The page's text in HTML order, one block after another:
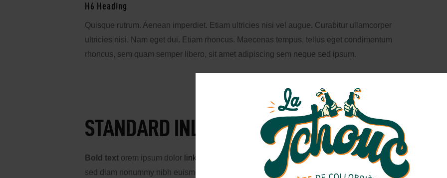
H6 Heading
Quisque rutrum. Aenean imperdiet. Etiam ultricies nisi vel augue. Curabitur ullamcorper
ultricies nisi. Nam eget dui. Etiam rhoncus. Maecenas tempus, tellus eget condimentum
rhoncus, sem quam semper libero, sit amet adipiscing sem neque sed ipsum.
STANDARD INLINE ELEMENTS
Bold text orem ipsum dolor link color sit amet, consectetuer hover link color adipiscing elit,
sed diam nonummy nibh euismod tincidunt ut laoreet dolore magna aliquam erat volutpat. Ut